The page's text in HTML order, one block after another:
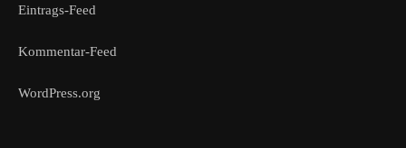
Eintrags-Feed
Kommentar-Feed
WordPress.org